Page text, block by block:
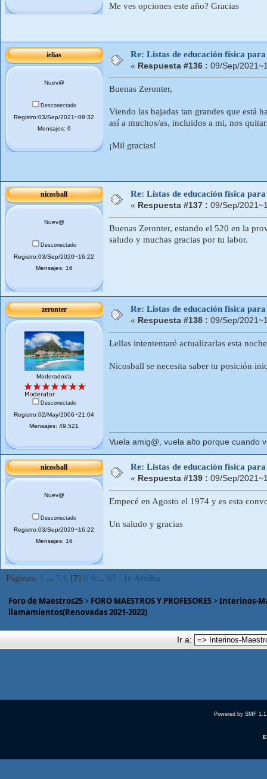
Me ves opciones este año? Gracias
ielias
Nuev@
Desconectado
Registro:03/Sep/2021~09:32
Mensajes: 6
Re: Listas de educación física
« Respuesta #136 : 09/Sep/
Buenas Zeronter,
Viendo las bajadas tan grandes que está
así a muchos/as, incluidos a mi, nos
¡Mil gracias!
nicosball
Nuev@
Desconectado
Registro:03/Sep/2020~16:22
Mensajes: 16
Re: Listas de educación física
« Respuesta #137 : 09/Sep/
Buenas Zeronter, estando el 520 en la
saludo y muchas gracias por tu labor.
zeronter
Moderador/a
Desconectado
Registro:02/May/2006~21:04
Mensajes: 49.521
Re: Listas de educación física
« Respuesta #138 : 09/Sep/
Lellas intententaré actualizarlas esta
Nicosball se necesita saber tu posición
Vuela amig@, vuela alto porque cuando
nicosball
Nuev@
Desconectado
Registro:03/Sep/2020~16:22
Mensajes: 16
Re: Listas de educación física
« Respuesta #139 : 09/Sep/
Empecé en Agosto el 1974 y es esta
Un saludo y gracias
Páginas: ... 5 6 [7] 8 9 ... 67 Ir Arriba
Foro de Maestros25> FORO MAESTROS Y PROFESORES>Interinos-
llamamientos(Renovadas 2021-2022)
Ir a:
Powered by SMF